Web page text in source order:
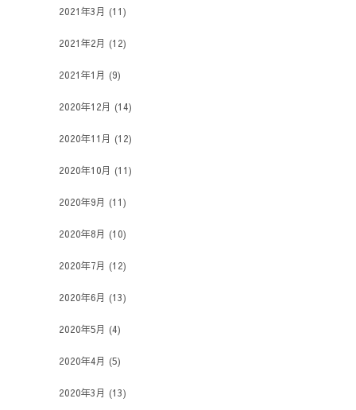
2021年3月 (11)
2021年2月 (12)
2021年1月 (9)
2020年12月 (14)
2020年11月 (12)
2020年10月 (11)
2020年9月 (11)
2020年8月 (10)
2020年7月 (12)
2020年6月 (13)
2020年5月 (4)
2020年4月 (5)
2020年3月 (13)